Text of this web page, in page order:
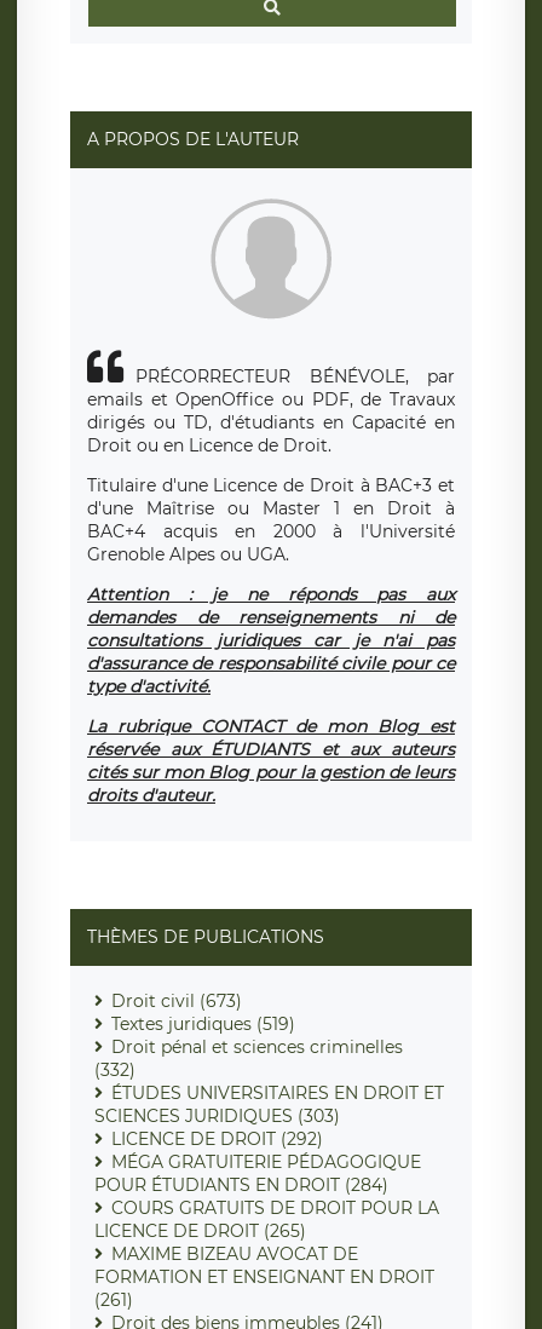
A PROPOS DE L'AUTEUR
PRÉCORRECTEUR BÉNÉVOLE, par
emails et OpenOffice ou PDF, de Travaux
dirigés ou TD, d'étudiants en Capacité en
Droit ou en Licence de Droit.
Titulaire d'une Licence de Droit à BAC+3 et
d'une Maîtrise ou Master 1 en Droit à
BAC+4 acquis en 2000 à l'Université
Grenoble Alpes ou UGA.
Attention : je ne réponds pas aux
demandes de renseignements ni de
consultations juridiques car je n'ai pas
d'assurance de responsabilité civile pour ce
type d'activité.
La rubrique CONTACT de mon Blog est
réservée aux ÉTUDIANTS et aux auteurs
cités sur mon Blog pour la gestion de leurs
droits d'auteur.
THÈMES DE PUBLICATIONS
Droit civil (673)
Textes juridiques (519)
Droit pénal et sciences criminelles
(332)
ÉTUDES UNIVERSITAIRES EN DROIT ET
SCIENCES JURIDIQUES (303)
LICENCE DE DROIT (292)
MÉGA GRATUITERIE PÉDAGOGIQUE
POUR ÉTUDIANTS EN DROIT (284)
COURS GRATUITS DE DROIT POUR LA
LICENCE DE DROIT (265)
MAXIME BIZEAU AVOCAT DE
FORMATION ET ENSEIGNANT EN DROIT
(261)
Droit des biens immeubles (241)